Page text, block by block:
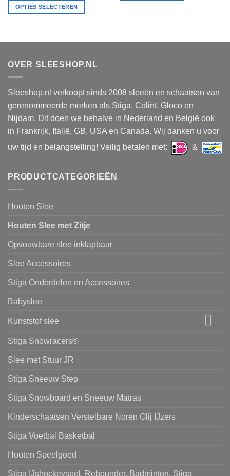
OPTIES SELECTEREN
variaties.
kan
gekozen
worden
op
productpagina
OVER SLEESHOP.NL
Sleeshop.nl verkoopt sinds 2008 sleeën en schaatsen van
gerenommeerde merken als Stiga, Colint, Gloco en
Nijdam. Dit doen we behalve in Nederland en België ook
in Frankrijk, Italië, GB, USA en Canada. Wij danken u voor
uw tijd en belangstelling! Veilig betalen met:
&
PRODUCTCATEGORIEËN
Houten Slee
Houten Slee met Zitje
Opvouwbare slee inklapbaar
Slee Accessoires
Stiga Onderdelen en Accessoires
Babyslee
Kunststof slee
Stiga Snowracers®
Slee met Stuur JR
Stiga Sneeuw Step
Stiga Snowboard en Sneeuw Matras
Kinderschaatsen Verstelbare Noren Glij IJzers
Stiga Voetbal Basketbal
Houten Speelgoed
Stiga IJshockeyspel, Rebounder, Badminton, Stiga